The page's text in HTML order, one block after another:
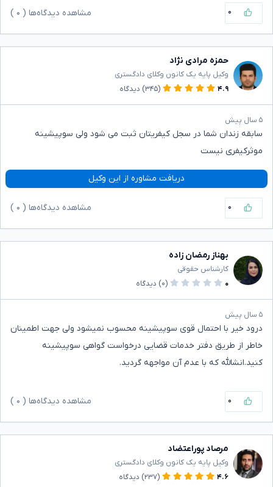
۰ مشاهده دیدگاه‌ها ( ۰
حمزه مرادی نژاد
وکیل پایه یک کانون وکلای دادگستری
۴.۹
(۳۴۵) دیدگاه
۵ سال پیش
سابقه زندان شما در سجل کیفریتان ثبت می شود ولی سوپیشینه
موثرکیفری نیست
دریافت مشاوره از این وکیل
۰ مشاهده دیدگاه‌ها ( ۰
بهناز رمضان زاده
کارشناس حقوقی
۰
(۰) دیدگاه
۵ سال پیش
درود خیر با احتمال قوی سوپیشینه محسوب نمیشود ولی جهت اطمینان
خاطر از طریق دفتر خدمات قضایی درخواست گواهی سوپیشینه
کنید.انشالله که با عدم آن مواجهه گردید.
۰ مشاهده دیدگاه‌ها ( ۰
مرصاد پوراعتضاد
وکیل پایه یک کانون وکلای دادگستری
۴.۶
(۲۳۷) دیدگاه